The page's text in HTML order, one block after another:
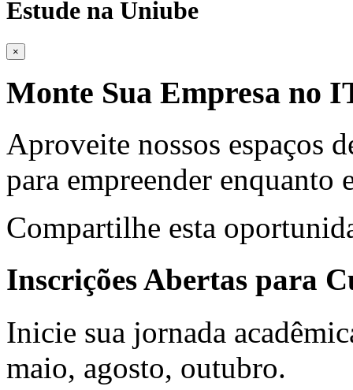
Estude na Uniube
×
Monte Sua Empresa no
Aproveite nossos espaços
para empreender enquanto
Compartilhe esta
Inscrições Abertas para
Inicie sua jornada
maio, agosto, outubro.